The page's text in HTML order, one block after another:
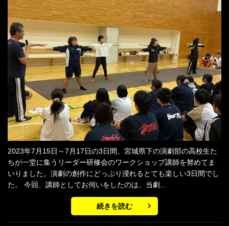
2023年7月15日～7月17日の3日間、宮城県下の演劇部の高校生た
ちが一堂に集うリーダー研修会のワークショップ講師を努めてま
いりました。演劇の創作にどっぷり浸れるとても楽しい3日間でし
た。 今回、講師としてお伺いをしたのは、当劇...
続きを読む